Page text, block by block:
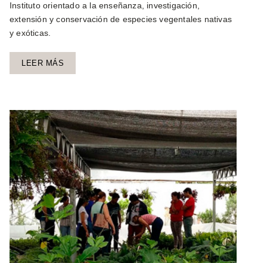
Instituto orientado a la enseñanza, investigación,
extensión y conservación de especies vegentales nativas
y exóticas.
LEER MÁS